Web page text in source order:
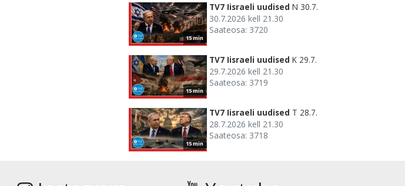
15 min
TV7 Iisraeli uudised N 30.7.
30.7.2026 kell 21.30
Saateosa: 3720
15 min
TV7 Iisraeli uudised K 29.7.
29.7.2026 kell 21.30
Saateosa: 3719
15 min
TV7 Iisraeli uudised T 28.7.
28.7.2026 kell 21.30
Saateosa: 3718